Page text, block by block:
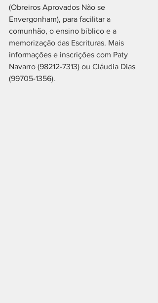
(Obreiros Aprovados Não se
Envergonham), para facilitar a
comunhão, o ensino bíblico e a
memorização das Escrituras. Mais
informações e inscrições com Paty
Navarro (98212-7313) ou Cláudia Dias
(99705-1356).